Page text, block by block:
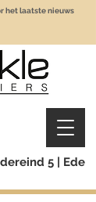
5 | Ede
het laatste nieuws